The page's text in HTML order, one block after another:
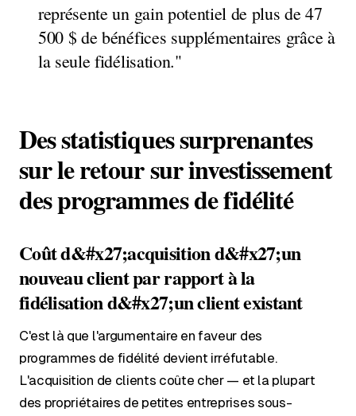
représente un gain potentiel de plus de 47
500 $ de bénéfices supplémentaires grâce à
la seule fidélisation."
Des statistiques surprenantes
sur le retour sur investissement
des programmes de fidélité
Coût d&#x27;acquisition d&#x27;un
nouveau client par rapport à la
fidélisation d&#x27;un client existant
C'est là que l'argumentaire en faveur des
programmes de fidélité devient irréfutable.
L'acquisition de clients coûte cher — et la plupart
des propriétaires de petites entreprises sous-